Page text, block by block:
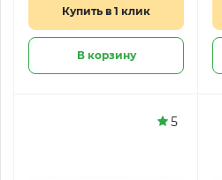
Купить в 1 клик
В корзину
5